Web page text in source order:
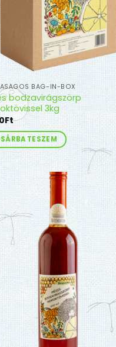
BAG-IN-BOX
bodzavirágszörp
3kg
Ft
TESZEM